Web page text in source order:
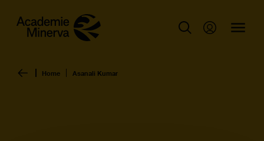
Home Asanali Kumar